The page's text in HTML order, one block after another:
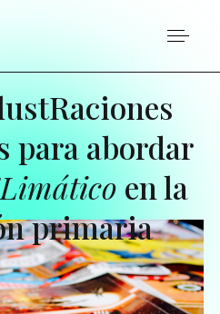
para abordar
en la
primaria